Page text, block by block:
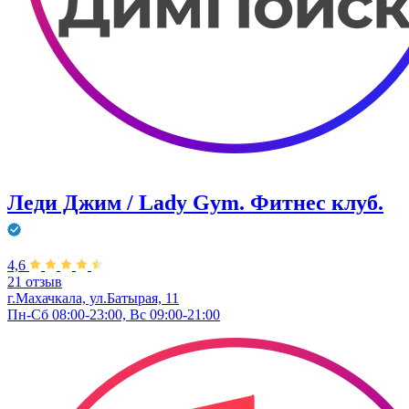
Леди Джим / Lady Gym. Фитнес клуб.
4,6
21 отзыв
г.Махачкала, ул.Батырая, 11
Пн-Сб 08:00-23:00, Вс 09:00-21:00